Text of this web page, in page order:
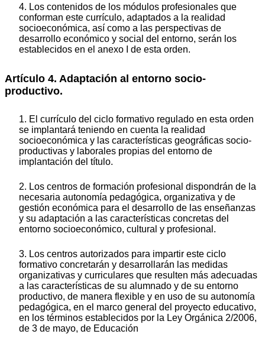
4. Los contenidos de los módulos profesionales que
conforman este currículo, adaptados a la realidad
socioeconómica, así como a las perspectivas de
desarrollo económico y social del entorno, serán los
establecidos en el anexo I de esta orden.
Artículo 4. Adaptación al entorno socio-
productivo.
1. El currículo del ciclo formativo regulado en esta orden
se implantará teniendo en cuenta la realidad
socioeconómica y las características geográficas socio-
productivas y laborales propias del entorno de
implantación del título.
2. Los centros de formación profesional dispondrán de la
necesaria autonomía pedagógica, organizativa y de
gestión económica para el desarrollo de las enseñanzas
y su adaptación a las características concretas del
entorno socioeconómico, cultural y profesional.
3. Los centros autorizados para impartir este ciclo
formativo concretarán y desarrollarán las medidas
organizativas y curriculares que resulten más adecuadas
a las características de su alumnado y de su entorno
productivo, de manera flexible y en uso de su autonomía
pedagógica, en el marco general del proyecto educativo,
en los términos establecidos por la Ley Orgánica 2/2006,
de 3 de mayo, de Educación